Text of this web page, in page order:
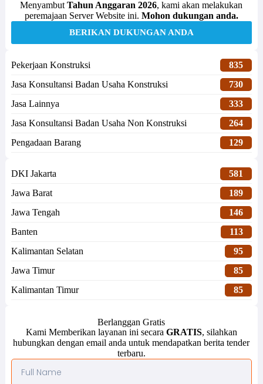
MenyambutTahun Anggaran 2026, kami akan melakukan
peremajaan Server Website ini. Mohon dukungan anda.
BERIKAN DUKUNGAN ANDA
Pekerjaan Konstruksi
835
Jasa Konsultansi Badan Usaha Konstruksi
730
Jasa Lainnya
333
Jasa Konsultansi Badan Usaha Non Konstruksi
264
Pengadaan Barang
129
DKI Jakarta
581
Jawa Barat
189
Jawa Tengah
146
Banten
113
Kalimantan Selatan
95
Jawa Timur
85
Kalimantan Timur
85
Berlanggan Gratis
Kami Memberikan layanan ini secara GRATIS, silahkan
hubungkan dengan email anda untuk mendapatkan berita tender
terbaru.